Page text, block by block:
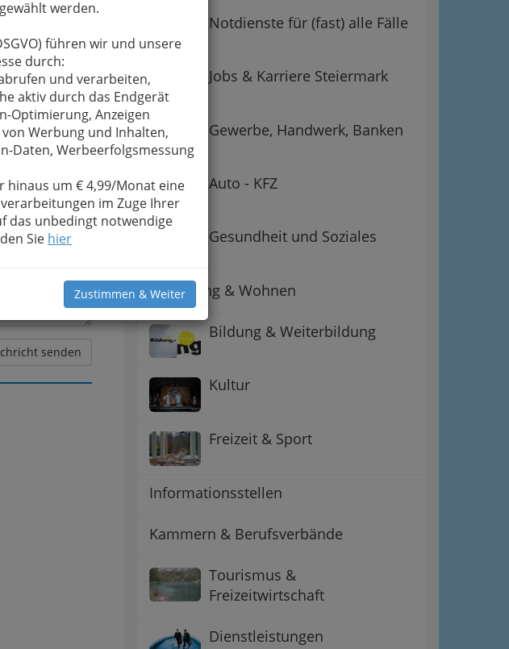
werden.
führen wir und unsere
durch:
und verarbeiten,
aktiv durch das Endgerät
Optimierung, Anzeigen
Werbung und Inhalten,
Daten, Werbeerfolgsmessung
hinaus um € 4,99/Monat eine
im Zuge Ihrer
das unbedingt notwendige
Sie hier
Zustimmen & Weiter
Stelle zur
Absenden
Motor-
senden
Notdienste für (fast) alle Fälle
Jobs & Karriere Steiermark
Gewerbe, Handwerk, Banken
Auto - KFZ
Gesundheit und Soziales
Betreuung & Wohnen
Bildung & Weiterbildung
Kultur
Freizeit & Sport
Informationsstellen
Kammern & Berufsverbände
Tourismus &
Freizeitwirtschaft
Dienstleistungen